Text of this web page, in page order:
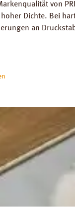
von
Dichte. Bei
an
Für die
Datenblatt